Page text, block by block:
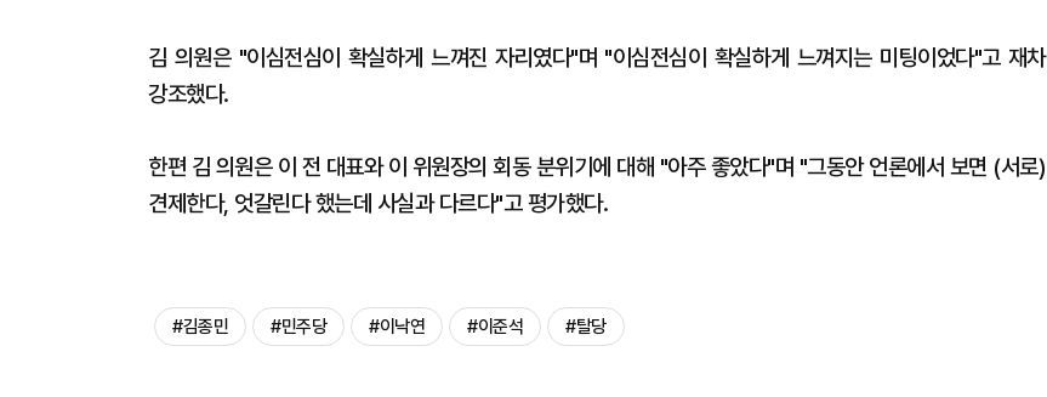
김 의원은 "이심전심이 확실하게 느껴진 자리였다"며 "이심전심이 확실하게 느껴지는 미팅이었다"고 재차
강조했다.
한편 김 의원은 이 전 대표와 이 위원장의 회동 분위기에 대해 "아주 좋았다"며 "그동안 언론에서 보면 (서로)
견제한다, 엇갈린다 했는데 사실과 다르다"고 평가했다.
#김종민 #민주당 #이낙연 #이준석 #탈당